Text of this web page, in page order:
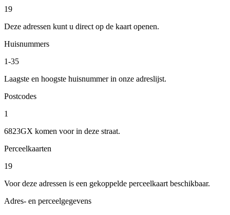
19
Deze adressen kunt u direct op de kaart openen.
Huisnummers
1-35
Laagste en hoogste huisnummer in onze adreslijst.
Postcodes
1
6823GX komen voor in deze straat.
Perceelkaarten
19
Voor deze adressen is een gekoppelde perceelkaart beschikbaar.
Adres- en perceelgegevens